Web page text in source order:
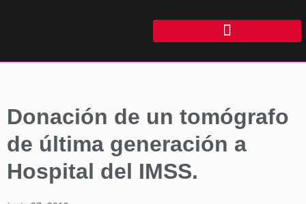
Donación de un tomógrafo
de última generación a
Hospital del IMSS.